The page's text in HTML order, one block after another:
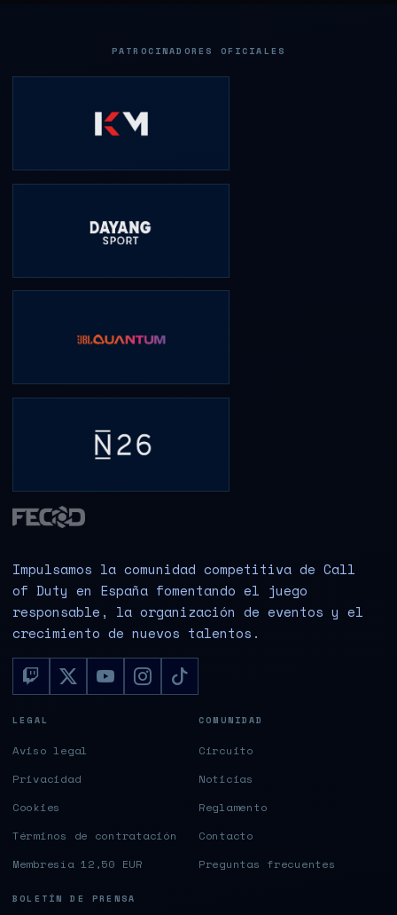
PATROCINADORES OFICIALES
Impulsamos la comunidad competitiva de Call
of Duty en España fomentando el juego
responsable, la organización de eventos y el
crecimiento de nuevos talentos.
LEGAL
Aviso legal
Privacidad
Cookies
Términos de contratación
Membresía 12,50 EUR
COMUNIDAD
Circuito
Noticias
Reglamento
Contacto
Preguntas frecuentes
BOLETÍN DE PRENSA